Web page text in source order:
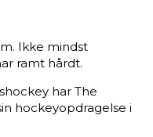
Ikke mindst
ramt hårdt.
har The
hockeyopdragelse i